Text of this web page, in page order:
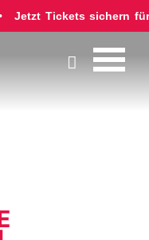
Jetzt Tickets sichern
